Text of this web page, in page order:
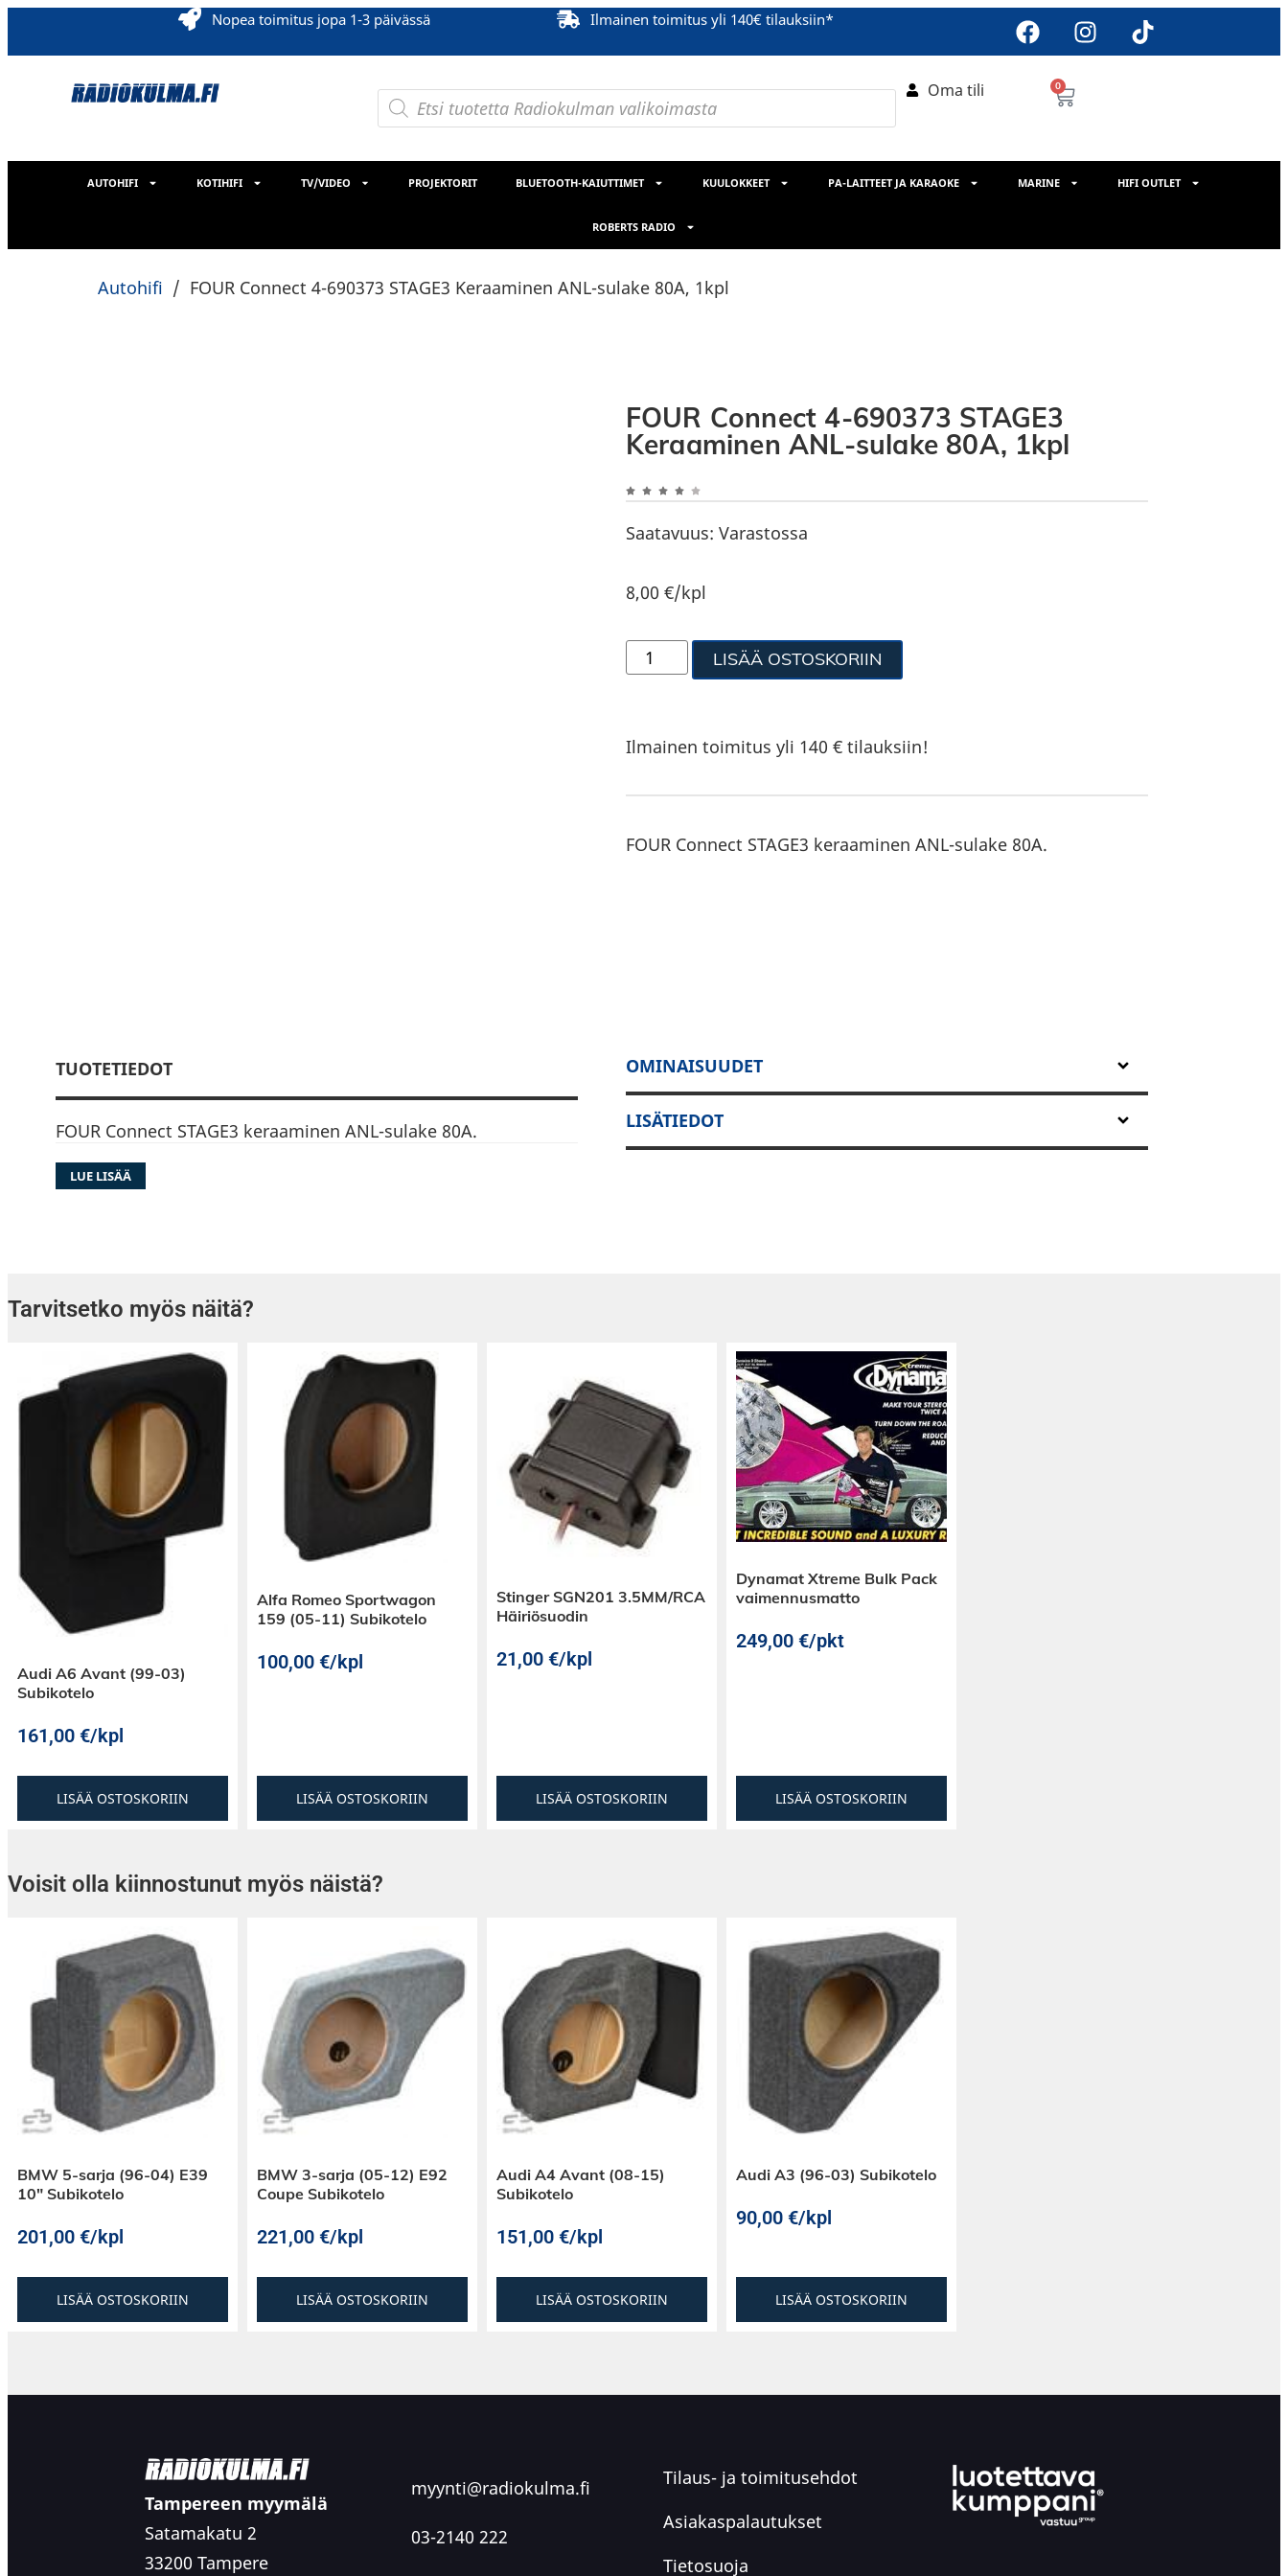
Nopea toimitus jopa 1-3 päivässä Ilmainen toimitus yli 140€ tilauksiin*
Oma tili 0
AUTOHIFI KOTIHIFI TV/VIDEO PROJEKTORIT BLUETOOTH-KAIUTTIMET KUULOKKEET PA-LAITTEET JA KARAOKE MARINE HIFI OUTLET
ROBERTS RADIO
Autohifi / FOUR Connect 4-690373 STAGE3 Keraaminen ANL-sulake 80A, 1kpl
FOUR Connect 4-690373 STAGE3
Keraaminen ANL-sulake 80A, 1kpl
Saatavuus: Varastossa
8,00 €/kpl
LISÄÄ OSTOSKORIIN
Ilmainen toimitus yli 140 € tilauksiin!
FOUR Connect STAGE3 keraaminen ANL-sulake 80A.
TUOTETIEDOT
FOUR Connect STAGE3 keraaminen ANL-sulake 80A.
LUE LISÄÄ
OMINAISUUDET
LISÄTIEDOT
Tarvitsetko myös näitä?
Audi A6 Avant (99-03)
Subikotelo
161,00 €/kpl
LISÄÄ OSTOSKORIIN
Alfa Romeo Sportwagon
159 (05-11) Subikotelo
100,00 €/kpl
LISÄÄ OSTOSKORIIN
Stinger SGN201 3.5MM/RCA
Häiriösuodin
21,00 €/kpl
LISÄÄ OSTOSKORIIN
Dynamat Xtreme Bulk Pack
vaimennusmatto
249,00 €/pkt
LISÄÄ OSTOSKORIIN
Voisit olla kiinnostunut myös näistä?
BMW 5-sarja (96-04) E39
10″ Subikotelo
201,00 €/kpl
LISÄÄ OSTOSKORIIN
BMW 3-sarja (05-12) E92
Coupe Subikotelo
221,00 €/kpl
LISÄÄ OSTOSKORIIN
Audi A4 Avant (08-15)
Subikotelo
151,00 €/kpl
LISÄÄ OSTOSKORIIN
Audi A3 (96-03) Subikotelo
90,00 €/kpl
LISÄÄ OSTOSKORIIN
Tampereen myymälä
Satamakatu 2
33200 Tampere
myynti@radiokulma.fi
03-2140 222
Tilaus- ja toimitusehdot
Asiakaspalautukset
Tietosuoja